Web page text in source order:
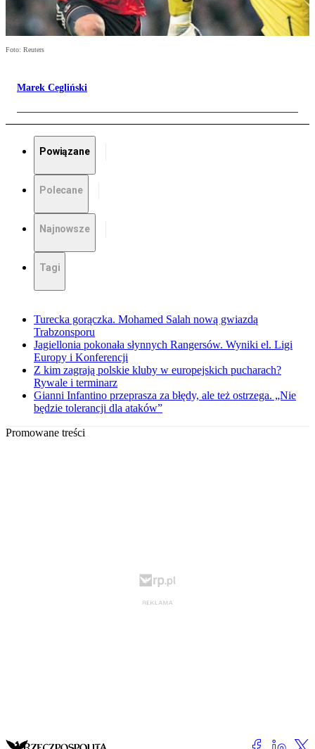
Foto: Reuters
Marek Cegliński
Powiązane
Polecane
Najnowsze
Tagi
Turecka gorączka. Mohamed Salah nową gwiazdą
Trabzonsporu
Jagiellonia pokonała słynnych Rangersów. Wyniki el. Ligi
Europy i Konferencji
Z kim zagrają polskie kluby w europejskich pucharach?
Rywale i terminarz
Gianni Infantino przeprasza za błędy, ale też ostrzega. „Nie
będzie tolerancji dla ataków”
Promowane treści